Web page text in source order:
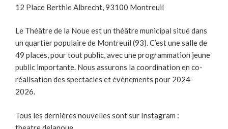
12 Place Berthie Albrecht, 93100 Montreuil
Le Théâtre de la Noue est un théâtre municipal situé dans
un quartier populaire de Montreuil (93). C’est une salle de
49 places, pour tout public, avec une programmation jeune
public importante. Nous assurons la coordination en co-
réalisation des spectacles et évènements pour 2024-
2026.
Tous les dernières nouvelles sont sur Instagram :